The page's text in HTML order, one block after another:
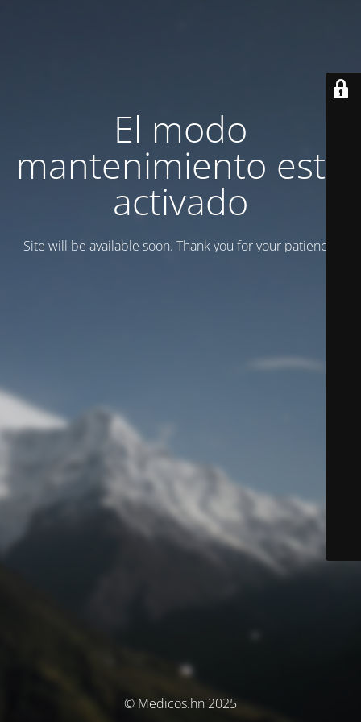
El modo
mantenimiento está
activado
Site will be available soon. Thank you for your patience!
© Medicos.hn 2025